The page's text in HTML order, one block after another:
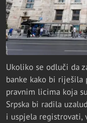
Ukoliko se odluči da
banke kako bi riješila
pravnim licima koja
Srpska bi radila
i uspjela registrovati,